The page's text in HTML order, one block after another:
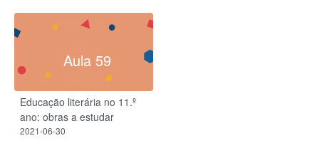
Aula 59
Educação literária no 11.º
ano: obras a estudar
2021-06-30